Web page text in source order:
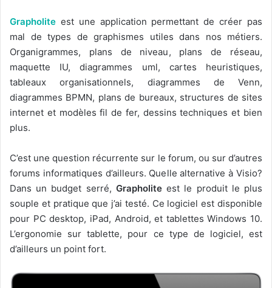
Grapholite est une application permettant de créer pas
mal de types de graphismes utiles dans nos métiers.
Organigrammes, plans de niveau, plans de réseau,
maquette IU, diagrammes uml, cartes heuristiques,
tableaux organisationnels, diagrammes de Venn,
diagrammes BPMN, plans de bureaux, structures de sites
internet et modèles fil de fer, dessins techniques et bien
plus.
C’est une question récurrente sur le forum, ou sur d’autres
forums informatiques d’ailleurs. Quelle alternative à Visio?
Dans un budget serré, Grapholiteest le produit le plus
souple et pratique que j’ai testé. Ce logiciel est disponible
pour PC desktop, iPad, Android, et tablettes Windows 10.
L’ergonomie sur tablette, pour ce type de logiciel, est
d’ailleurs un point fort.